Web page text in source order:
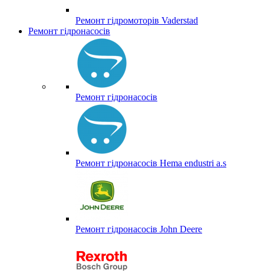
Ремонт гідромоторів Vaderstad
Ремонт гідронасосів
Ремонт гідронасосів
Ремонт гідронасосів Hema endustri a.s
Ремонт гідронасосів John Deere